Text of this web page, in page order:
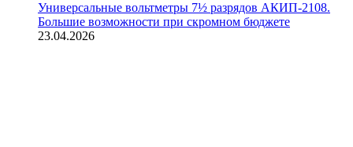
Универсальные вольтметры 7½ разрядов АКИП-2108.
Большие возможности при скромном бюджете
23.04.2026